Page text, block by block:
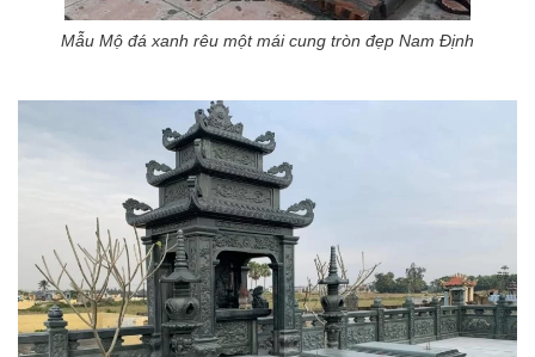
Mẫu Mộ đá xanh rêu một mái cung tròn đẹp Nam Định